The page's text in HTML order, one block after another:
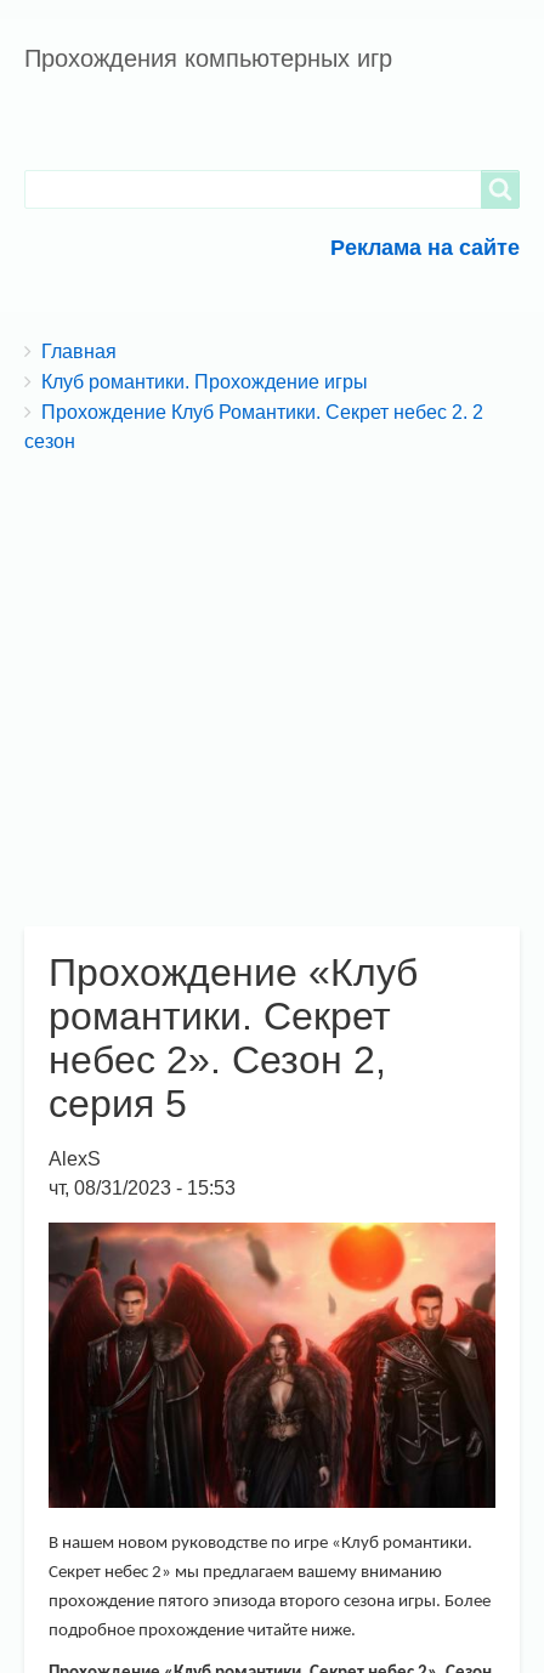
Прохождения компьютерных игр
Реклама на сайте
Breadcrumbs
You
are
here:
Главная
Клуб романтики. Прохождение игры
Прохождение Клуб Романтики. Секрет небес 2. 2
сезон
Прохождение «Клуб
романтики. Секрет
небес 2». Сезон 2,
серия 5
AlexS
чт, 08/31/2023 - 15:53
В нашем новом руководстве по игре «Клуб романтики.
Секрет небес 2» мы предлагаем вашему вниманию
прохождение пятого эпизода второго сезона игры. Более
подробное прохождение читайте ниже.